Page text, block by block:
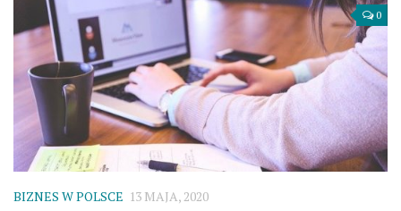
0
BIZNES W POLSCE 13 MAJA, 2020